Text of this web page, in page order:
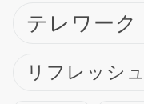
テレワーク
リフレッシュ